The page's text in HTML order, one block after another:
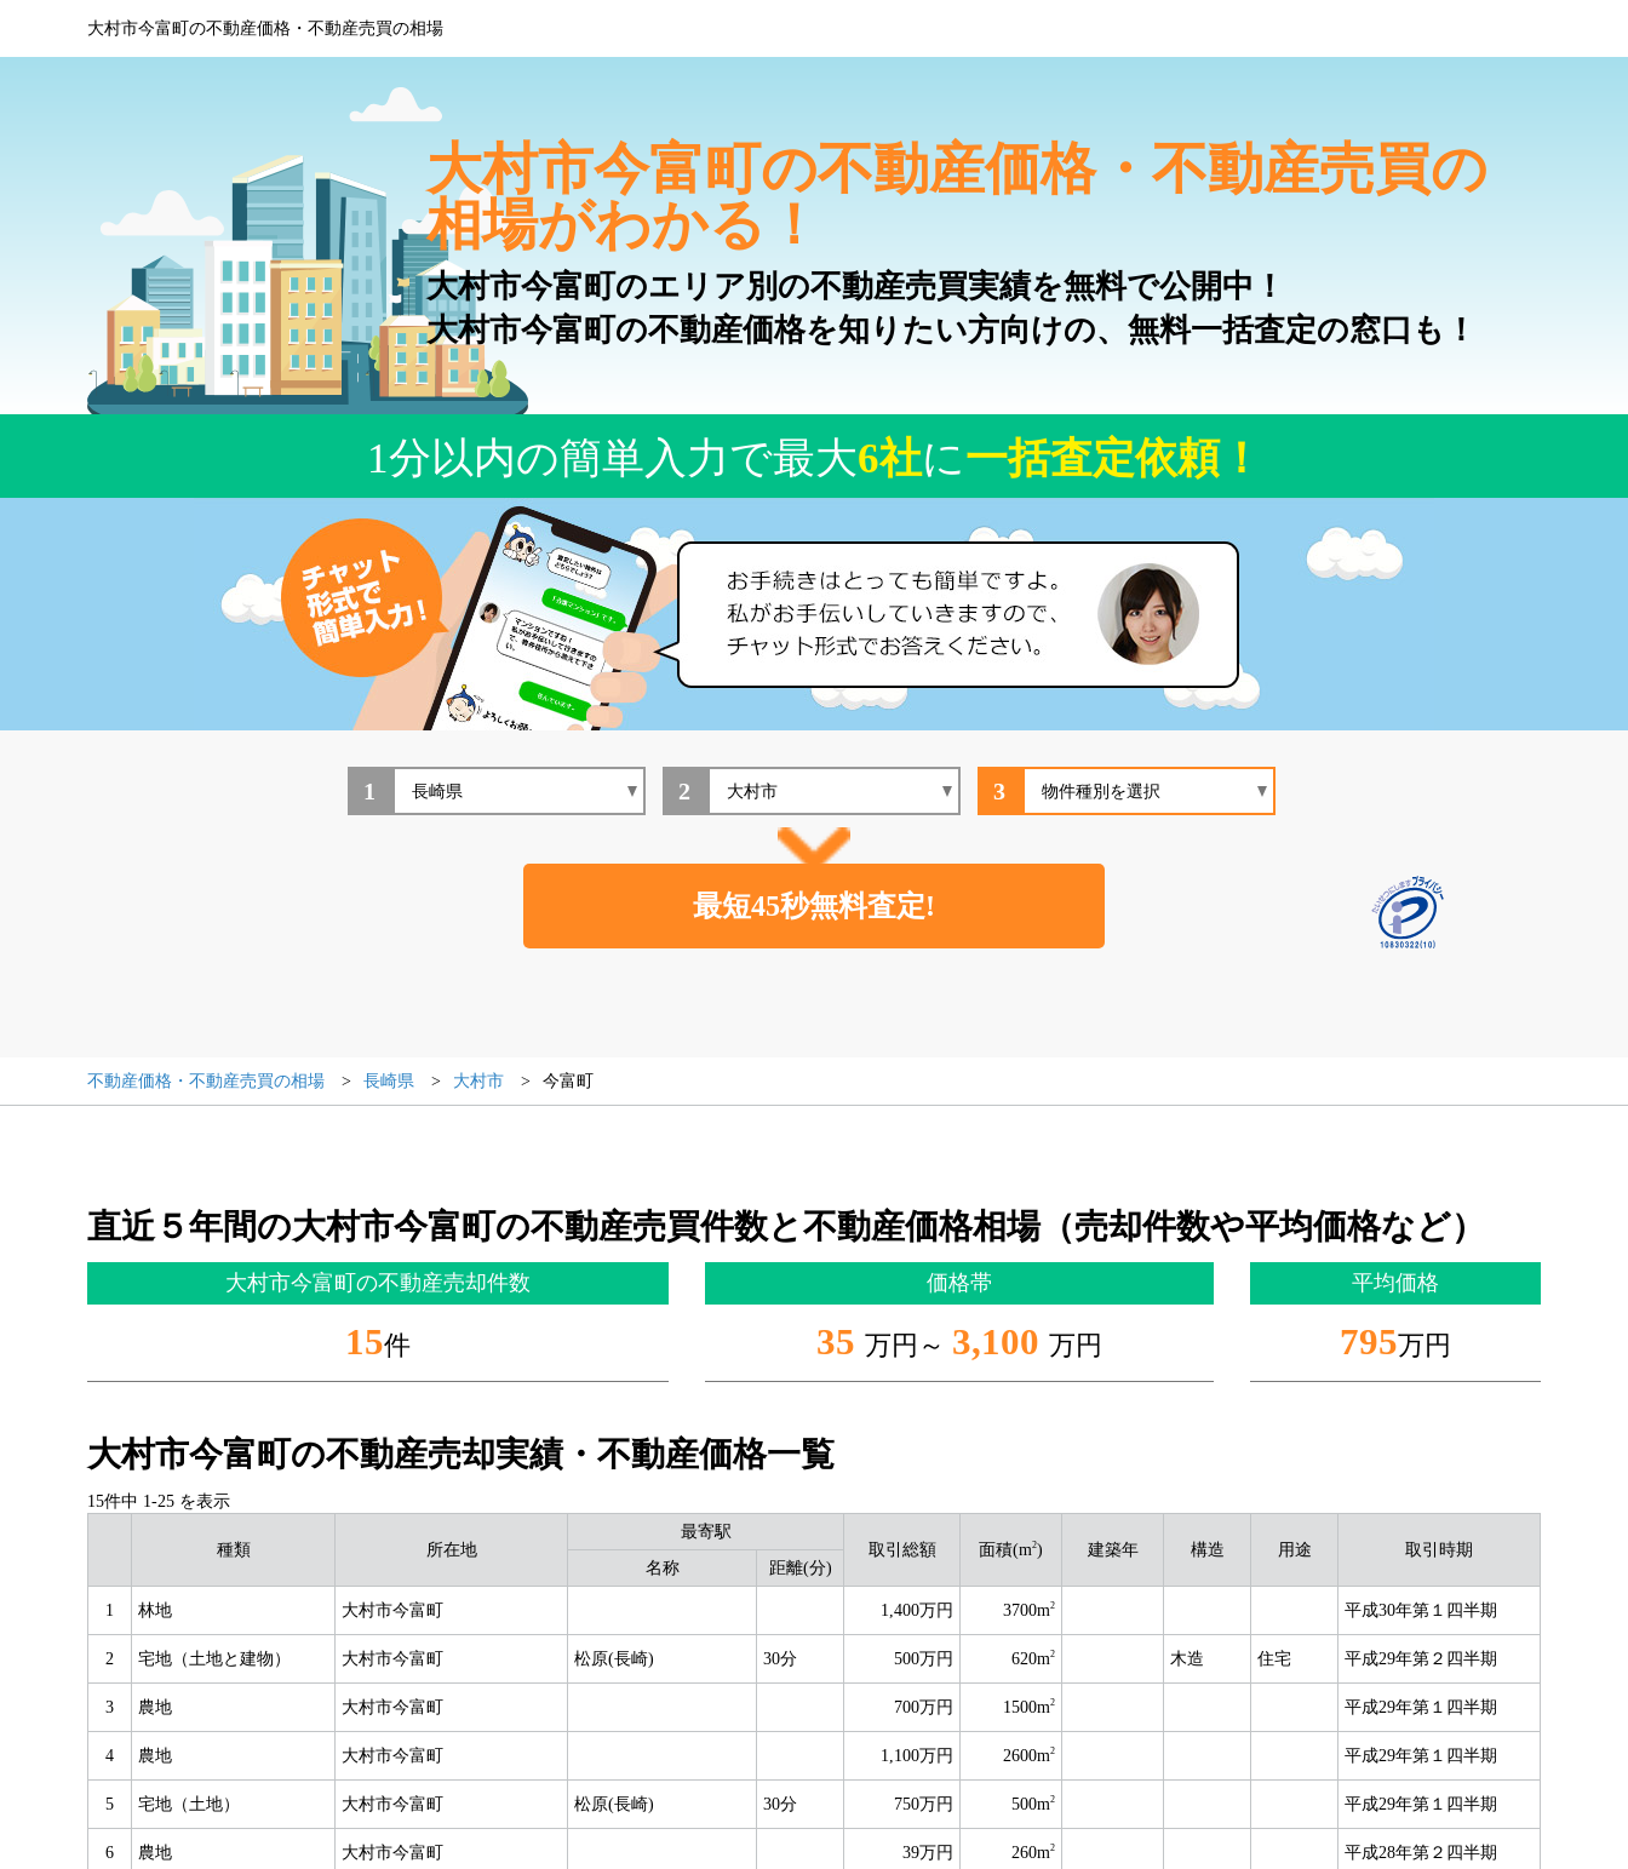
大村市今富町の不動産価格・不動産売買の相場
大村市今富町の不動産価格・不動産売買の
相場がわかる！
大村市今富町のエリア別の不動産売買実績を無料で公開中！
大村市今富町の不動産価格を知りたい方向けの、無料一括査定の窓口も！
1分以内の簡単入力で最大6社に一括査定依頼！
1 2 3
不動産価格・不動産売買の相場 長崎県 大村市 今富町
直近５年間の大村市今富町の不動産売買件数と不動産価格相場（売却件数や平均価格など）
大村市今富町の不動産売却件数
15件
価格帯
35 万円～ 3,100 万円
平均価格
795万円
大村市今富町の不動産売却実績・不動産価格一覧
15件中 1-25 を表示
種類 所在地
最寄駅
取引総額
面積(m2) 建築年 構造 用途
取引時期
名称
距離(分)
1 林地 大村市今富町 1,400万円 3700m2 平成30年第１四半期
2 宅地（土地と建物） 大村市今富町 松原(長崎) 30分 500万円 620m2 木造 住宅 平成29年第２四半期
3 農地 大村市今富町 700万円 1500m2 平成29年第１四半期
4 農地 大村市今富町 1,100万円 2600m2 平成29年第１四半期
5 宅地（土地） 大村市今富町 松原(長崎) 30分 750万円 500m2 平成29年第１四半期
6 農地 大村市今富町 39万円 260m2 平成28年第２四半期